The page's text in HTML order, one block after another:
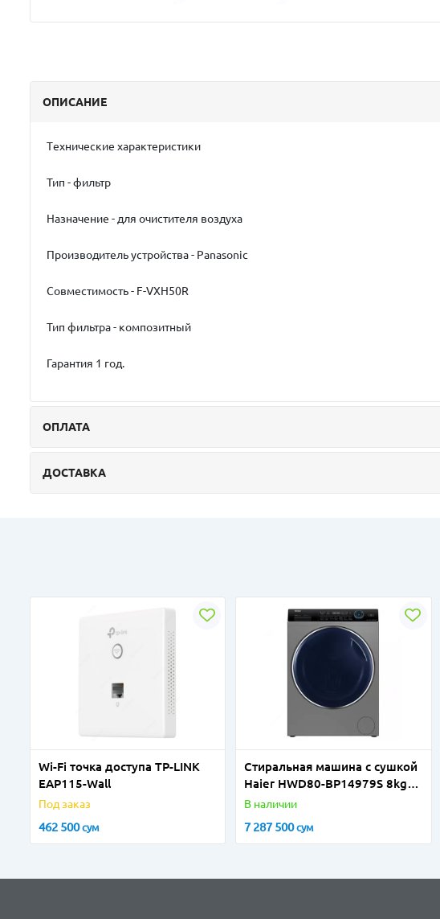
ОПИСАНИЕ
Tехнические характеристики
Тип - фильтр
Назначение - для очистителя воздуха
Производитель устройства - Panasonic
Совместимость - F-VXH50R
Тип фильтра - композитный
Гарантия 1 год.
ОПЛАТА
ДОСТАВКА
Wi-Fi точка доступа TP-LINK
EAP115-Wall
Под заказ
462 500сум
Стиральная машина с сушкой
Haier HWD80-BP14979S 8kg
inv
В наличии
7 287 500сум